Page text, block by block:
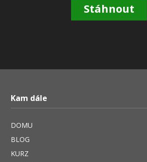
Stáhnout
Kam dále
DOMU
BLOG
KURZ